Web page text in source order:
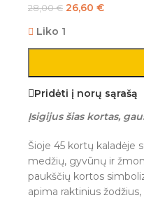
28,00€ 26,60 €
Liko 1
Pridėti į norų sąrašą
Įsigijus šias kortas,
Šioje 45 kortų kaladėje
medžių, gyvūnų ir
paukščių kortos
apima raktinius